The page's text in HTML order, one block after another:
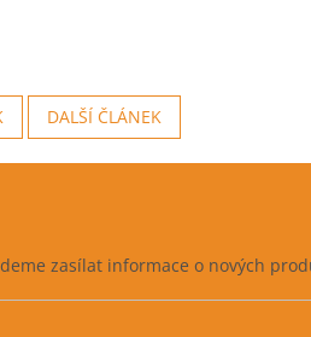
DALŠÍ ČLÁNEK
zasílat informace o nových